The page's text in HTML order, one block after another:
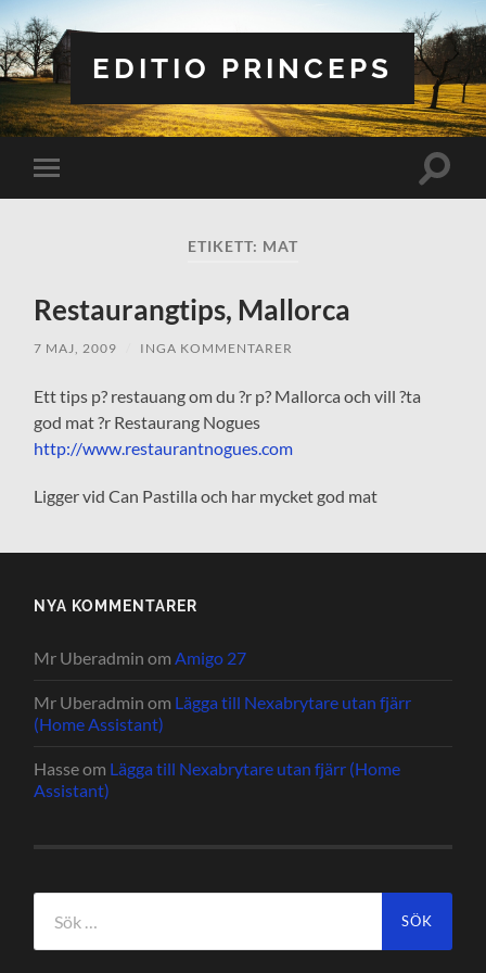
EDITIO PRINCEPS
Slå
på/av
Slå
ETIKETT: MAT
Restaurangtips, Mallorca
7 MAJ, 2009 INGA KOMMENTARER
Ett tips p? restauang om du ?r p? Mallorca och vill ?ta
god mat ?r Restaurang Nogues
http://www.restaurantnogues.com
Ligger vid Can Pastilla och har mycket god mat
NYA KOMMENTARER
Mr Uberadmin omAmigo 27
Mr Uberadmin om Lägga till Nexabrytare utan fjärr
(Home Assistant)
Hasseom Lägga till Nexabrytare utan fjärr (Home
Assistant)
efter: